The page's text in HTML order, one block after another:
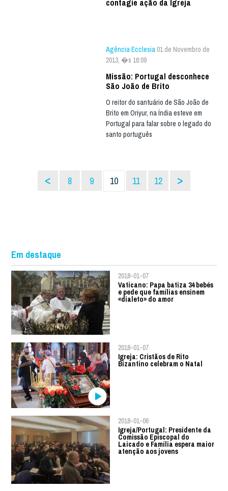
contagie ação da Igreja
Agência Ecclesia 01 de Novembro de
2013, �s 16:09
Missão: Portugal desconhece
São João de Brito
O reitor do santuário de São João de
Brito em Oriyur, na Índia esteve em
Portugal para falar sobre o legado do
santo português
< 8 9 10 11 12 >
Em destaque
2018-01-07
Vaticano: Papa batiza 34 bebés
e pede que famílias ensinem
«dialeto» do amor
2018-01-07
Igreja: Cristãos de Rito
Bizantino celebram o Natal
2018-01-06
Igreja/Portugal: Presidente da
Comissão Episcopal do
Laicado e Família espera maior
atenção aos jovens